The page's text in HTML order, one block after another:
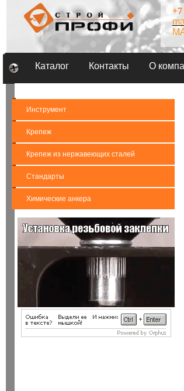
+7
Каталог Контакты О
Инструмент
Крепеж
Крепеж из нержавеющих сталей
Стандарты
Химические анкера